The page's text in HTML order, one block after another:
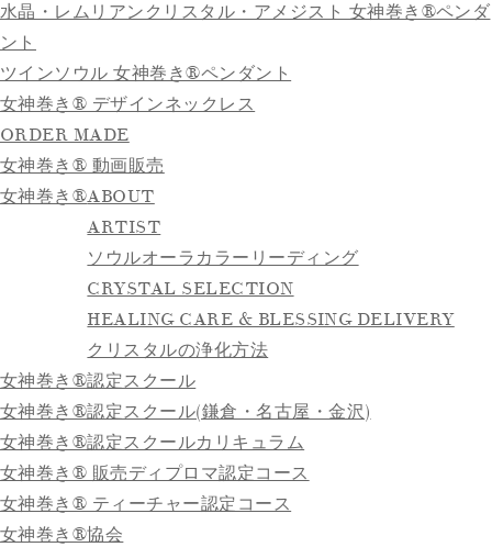
水晶・レムリアンクリスタル・アメジスト 女神巻き®ペンダ
ント
ツインソウル 女神巻き®ペンダント
女神巻き® デザインネックレス
ORDER MADE
女神巻き® 動画販売
女神巻き®ABOUT
ARTIST
ソウルオーラカラーリーディング
CRYSTAL SELECTION
HEALING CARE & BLESSING DELIVERY
クリスタルの浄化方法
女神巻き®認定スクール
女神巻き®認定スクール(鎌倉・名古屋・金沢)
女神巻き®認定スクールカリキュラム
女神巻き® 販売ディプロマ認定コース
女神巻き® ティーチャー認定コース
女神巻き®協会